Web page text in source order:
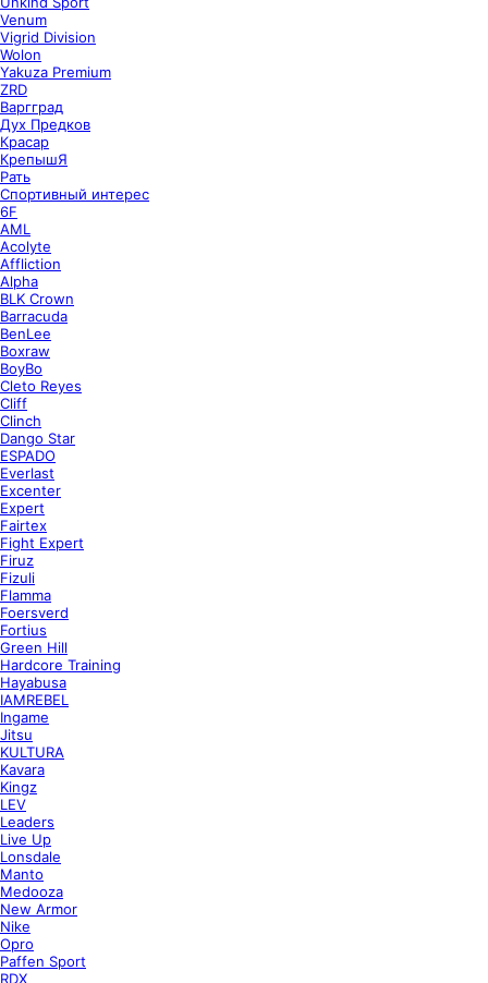
Venum
Vigrid Division
Wolon
Yakuza Premium
ZRD
Варгград
Дух Предков
Красар
КрепышЯ
Рать
Спортивный интерес
6F
AML
Acolyte
Affliction
Alpha
BLK Crown
Barracuda
BenLee
Boxraw
BoyBo
Cleto Reyes
Cliff
Clinch
Dango Star
ESPADO
Everlast
Excenter
Expert
Fairtex
Fight Expert
Firuz
Fizuli
Flamma
Foersverd
Fortius
Green Hill
Hardcore Training
Hayabusa
IAMREBEL
Ingame
Jitsu
KULTURA
Kavara
Kingz
LEV
Leaders
Live Up
Lonsdale
Manto
Medooza
New Armor
Nike
Opro
Paffen Sport
RDX